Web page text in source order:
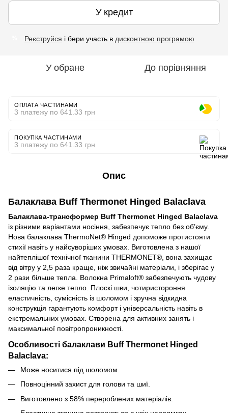
У кредит
Реєструйся і бери участь в дисконтною програмою
У обране До порівняння
ОПЛАТА ЧАСТИНАМИ
3 платежу по 641.33 грн
ПОКУПКА ЧАСТИНАМИ
3 платежу по 641.33 грн
Опис
Балаклава Buff Thermonet Hinged Balaclava
Балаклава-трансформер Buff Thermonet Hinged Balaclava
із різними варіантами носіння, забезпечує тепло без об’єму.
Нова балаклава ThermoNet® Hinged допоможе протистояти
стихії навіть у найсуворіших умовах. Виготовлена з нашої
найтеплішої технічної тканини THERMONET®, вона захищає
від вітру у 2,5 раза краще, ніж звичайні матеріали, і зберігає у
2 рази більше тепла. Волокна Primaloft® забезпечують чудову
ізоляцію та легке тепло. Плоскі шви, чотиристороння
еластичність, сумісність із шоломом і зручна відкидна
конструкція гарантують комфорт і універсальність навіть в
екстремальних умовах. Створена для активних занять і
максимальної повітропроникності.
Особливості балаклави Buff Thermonet Hinged
Balaclava:
Може носитися під шоломом.
Повноцінний захист для голови та шиї.
Виготовлено з 58% перероблених матеріалів.